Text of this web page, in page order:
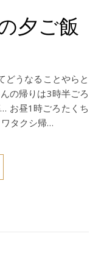
夕ご飯
の帰りは3時半ごろ
お昼1時ごろたくち
タクシ帰…